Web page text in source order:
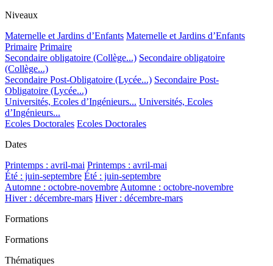
Niveaux
Maternelle et Jardins d’Enfants Maternelle et Jardins d’Enfants
Primaire Primaire
Secondaire obligatoire (Collège...) Secondaire obligatoire
(Collège...)
Secondaire Post-Obligatoire (Lycée...) Secondaire Post-
Obligatoire (Lycée...)
Universités, Ecoles d’Ingénieurs... Universités, Ecoles
d’Ingénieurs...
Ecoles Doctorales Ecoles Doctorales
Dates
Printemps : avril-mai Printemps : avril-mai
Été : juin-septembre Été : juin-septembre
Automne : octobre-novembre Automne : octobre-novembre
Hiver : décembre-mars Hiver : décembre-mars
Formations
Formations
Thématiques